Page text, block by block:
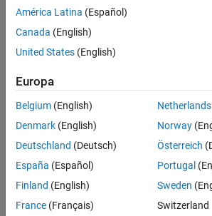
Finance and Operations
Human Resources
Legal
es
keine
offenen
Stellen,
Ihren
Suchkriterien
entsprechen.
können
die
Suchkriterien
weiter
fassen
América Latina (Español)
Canada (English)
United States (English)
Europa
Belgium (English)
Denmark (English)
Deutschland (Deutsch)
España (Español)
Finland (English)
France (Français)
Netherlands
Norway
Österreich
Portugal
Sweden
Switzerland